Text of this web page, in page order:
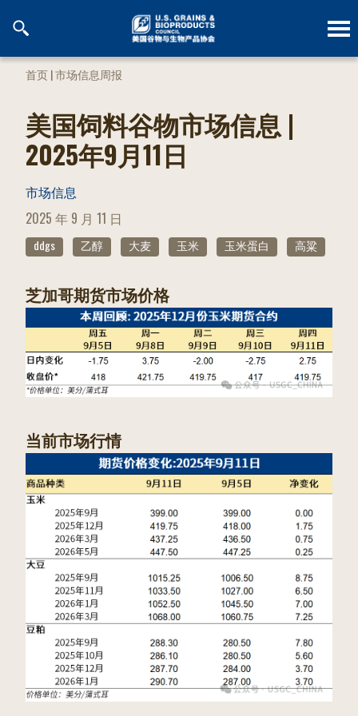
首页|市场信息周报
美国饲料谷物市场信息 |
2025年9月11日
市场信息
POSTED
2025 年 9 月 11 日
ddgs 乙醇 大麦 玉米 玉米蛋白 高粱
芝加哥期货市场价格
当前市场行情